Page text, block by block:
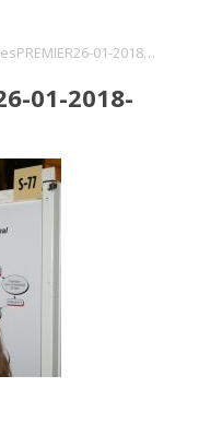
51eCongresPREMIER26-01-2018-093
01-2018-